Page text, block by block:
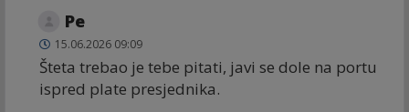
Ре
15.06.2026 09:09
Šteta trebao je tebe pitati, javi se dole na portu
ispred plate presjednika.